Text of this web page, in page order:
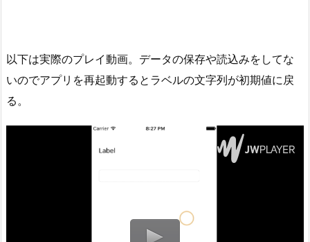
以下は実際のプレイ動画。データの保存や読込みをしてな
いのでアプリを再起動するとラベルの文字列が初期値に戻
る。